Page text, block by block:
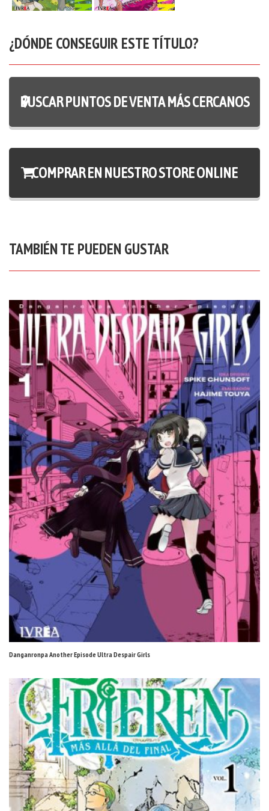
¿DÓNDE CONSEGUIR ESTE TÍTULO?
BUSCAR PUNTOS DE VENTA MÁS CERCANOS
COMPRAR EN NUESTRO STORE ONLINE
TAMBIÉN TE PUEDEN GUSTAR
Danganronpa Another Episode Ultra Despair Girls